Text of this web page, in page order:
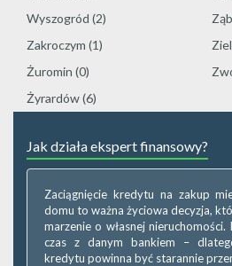
Wyszogród (2)
Zakroczym (1)
Żuromin (0)
Żyrardów(6)
Jak działa ekspert finansowy?
Zaciągnięcie kredytu na zakup
domu to ważna życiowa decyzja,
marzenie o własnej nieruchomości.
czas z danym bankiem –
kredytu powinna być starannie